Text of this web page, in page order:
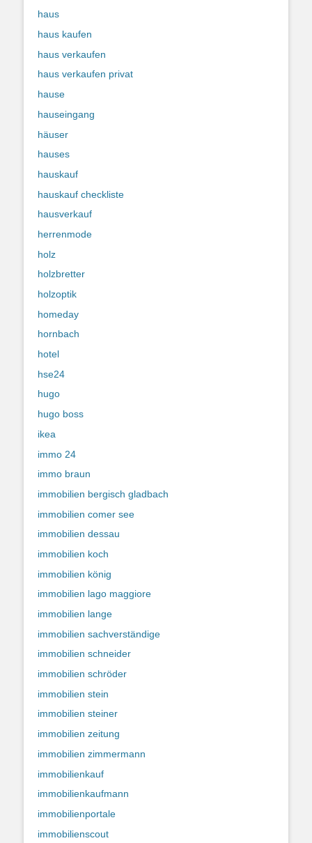
haus
haus kaufen
haus verkaufen
haus verkaufen privat
hause
hauseingang
häuser
hauses
hauskauf
hauskauf checkliste
hausverkauf
herrenmode
holz
holzbretter
holzoptik
homeday
hornbach
hotel
hse24
hugo
hugo boss
ikea
immo 24
immo braun
immobilien bergisch gladbach
immobilien comer see
immobilien dessau
immobilien koch
immobilien könig
immobilien lago maggiore
immobilien lange
immobilien sachverständige
immobilien schneider
immobilien schröder
immobilien stein
immobilien steiner
immobilien zeitung
immobilien zimmermann
immobilienkauf
immobilienkaufmann
immobilienportale
immobilienscout